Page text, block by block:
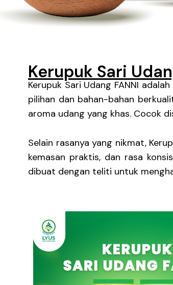
Kerupuk Sari
Kerupuk Sari Udang FANNI
pilihan dan bahan-bahan
aroma udang yang khas. Cocok
Selain rasanya yang nikmat,
kemasan praktis, dan rasa
dibuat dengan teliti untuk